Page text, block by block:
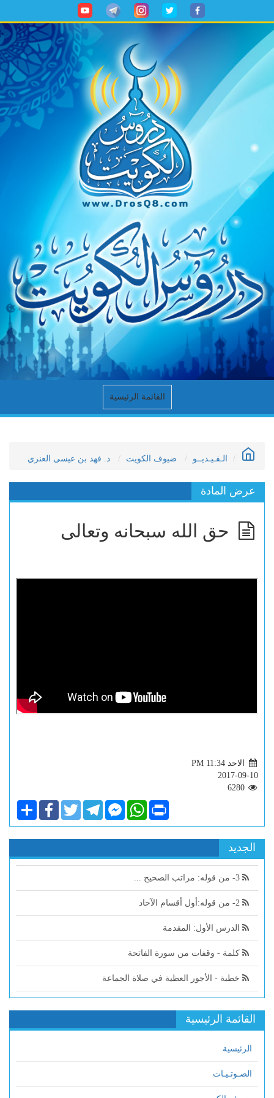
القائمة الرئيسية
الـفـيـديــو ضيوف الكويت د. فهد بن عيسى العنزي
عرض المادة
حق الله سبحانه وتعالى
الاحد PM 11:34
2017-09-10
ShareFacebookTwitterTelegramFacebook
Messenger
WhatsApp Print
الجديد
الدرس الأول: المقدمة
كلمة - وقفات من سورة الفاتحة
خطبة - الأجور العظية في صلاة الجماعة
القائمة الرئيسية
الرئيسية
الصـوتـيـات